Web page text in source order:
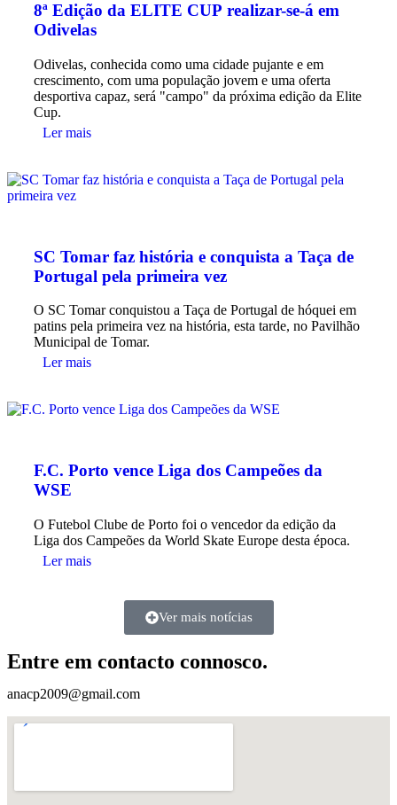
8ª Edição da ELITE CUP realizar-se-á em
Odivelas
Odivelas, conhecida como uma cidade pujante e em
crescimento, com uma população jovem e uma oferta
desportiva capaz, será "campo" da próxima edição da Elite
Cup.
Ler mais
SC Tomar faz história e conquista a Taça de
Portugal pela primeira vez
O SC Tomar conquistou a Taça de Portugal de hóquei em
patins pela primeira vez na história, esta tarde, no Pavilhão
Municipal de Tomar.
Ler mais
F.C. Porto vence Liga dos Campeões da
WSE
O Futebol Clube de Porto foi o vencedor da edição da
Liga dos Campeões da World Skate Europe desta época.
Ler mais
Ver mais notícias
Entre em contacto connosco.
anacp2009@gmail.com